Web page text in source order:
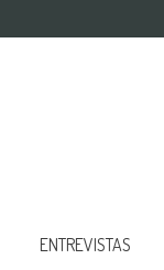
ENTREVISTAS